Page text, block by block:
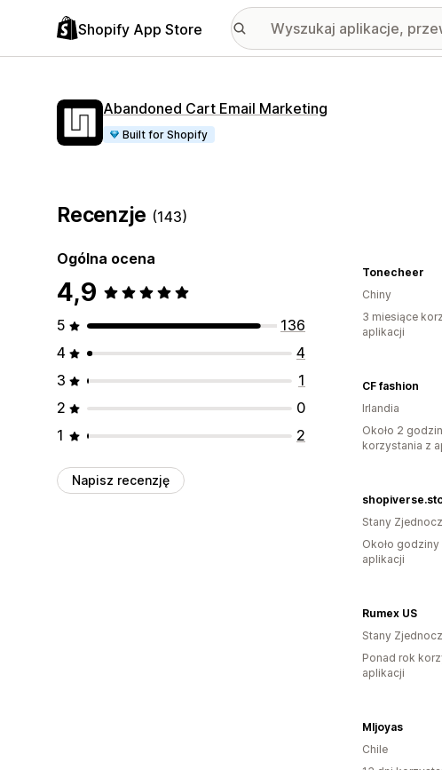
Shopify App Store
Abandoned Cart Email Marketing
Built for Shopify
Recenzje (143)
Ogólna ocena
4,9
5
136
4
4
3
1
2
0
1
2
Napisz recenzję
Tonecheer
Chiny
3 miesiące
aplikacji
CF fashion
Irlandia
Około 2
korzystania z
Stany
Około
aplikacji
Rumex US
Stany
Ponad rok
aplikacji
Mljoyas
Chile